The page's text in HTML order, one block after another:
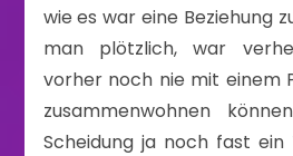
wie es war eine Beziehung
man plötzlich, war
vorher noch nie mit einem
zusammenwohnen
Scheidung ja noch fast ein